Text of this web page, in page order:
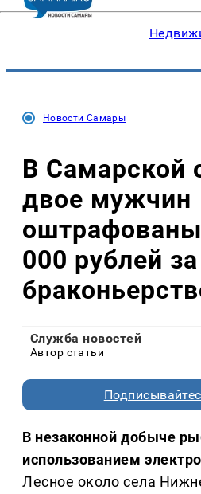
Новости Самары
В Самарской
двое мужчин
000 рублей за
Служба новостей
Автор статьи
В незаконной добыче
использованием
Лесное около села